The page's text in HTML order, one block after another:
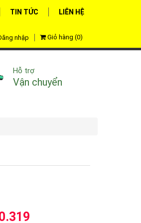
TIN TỨC LIÊN HỆ
Giỏ hàng (0)
nhập
Hỗ trợ
Vận chuyển